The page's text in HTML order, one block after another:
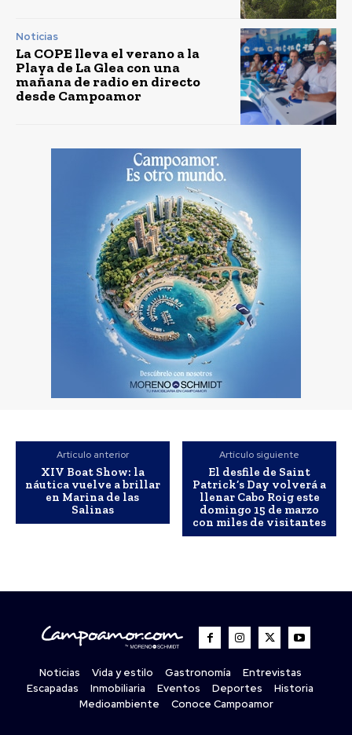
Noticias
La COPE lleva el verano a la
Playa de La Glea con una
mañana de radio en directo
desde Campoamor
Artículo anterior
XIV Boat Show: la
náutica vuelve a brillar
en Marina de las
Salinas
Artículo siguiente
El desfile de Saint
Patrick’s Day volverá a
llenar Cabo Roig este
domingo 15 de marzo
con miles de visitantes
Noticias Vida y estilo Gastronomía
Entrevistas
Escapadas
Inmobiliaria Eventos Deportes
Historia
Medioambiente
Conoce Campoamor